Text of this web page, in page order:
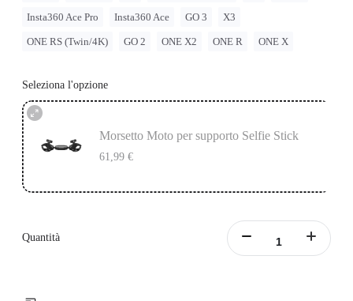
Insta360 Ace Pro Insta360 Ace GO 3 X3
ONE RS (Twin/4K) GO 2 ONE X2 ONE R ONE X
Seleziona l'opzione
Morsetto Moto per supporto Selfie Stick
61,99 €
Quantità